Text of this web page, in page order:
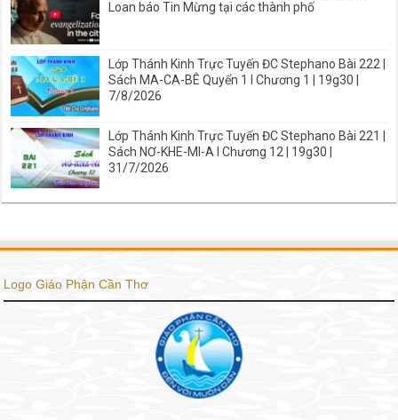
Loan báo Tin Mừng tại các thành phố
Lớp Thánh Kinh Trực Tuyến ĐC Stephano Bài 222 |
Sách MA-CA-BÊ Quyển 1 I Chương 1 | 19g30 |
7/8/2026
Lớp Thánh Kinh Trực Tuyến ĐC Stephano Bài 221 |
Sách NƠ-KHE-MI-A I Chương 12 | 19g30 |
31/7/2026
Logo Giáo Phận Cần Thơ